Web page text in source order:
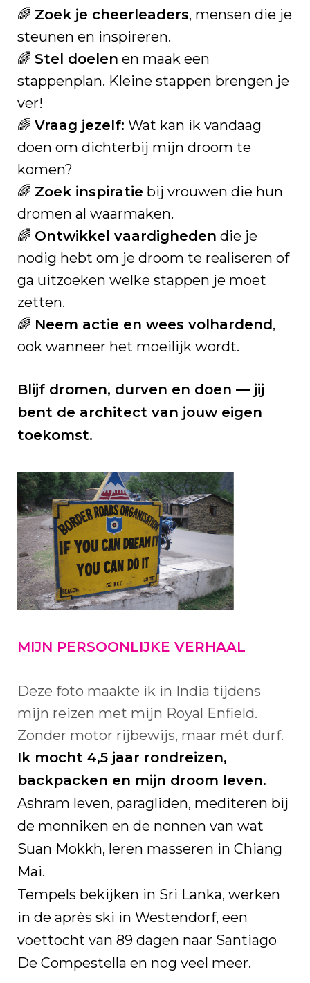
🌈 Zoek je cheerleaders, mensen die je
steunen en inspireren.
🌈 Stel doelen en maak een
stappenplan. Kleine stappen brengen je
ver!
🌈 Vraag jezelf: Wat kan ik vandaag
doen om dichterbij mijn droom te
komen?
🌈 Zoek inspiratie bij vrouwen die hun
dromen al waarmaken.
🌈 Ontwikkel vaardigheden die je
nodig hebt om je droom te realiseren of
ga uitzoeken welke stappen je moet
zetten.
🌈 Neem actie en wees volhardend,
ook wanneer het moeilijk wordt.
Blijf dromen, durven en doen — jij
bent de architect van jouw eigen
toekomst.
MIJN PERSOONLIJKE VERHAAL
Deze foto maakte ik in India tijdens
mijn reizen met mijn Royal Enfield.
Zonder motor rijbewijs, maar mét durf.
Ik mocht 4,5 jaar rondreizen,
backpacken en mijn droom leven.
Ashram leven, paragliden, mediteren bij
de monniken en de nonnen van wat
Suan Mokkh, leren masseren in Chiang
Mai.
Tempels bekijken in Sri Lanka, werken
in de après ski in Westendorf, een
voettocht van 89 dagen naar Santiago
De Compestella en nog veel meer.